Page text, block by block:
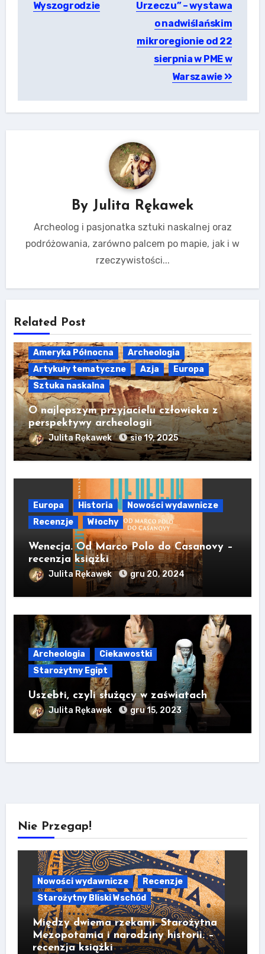
Wyszogrodzie
Urzeczu” – wystawa
o nadwiślańskim
mikroregionie od 22
sierpnia w PME w
Warszawie
By Julita Rękawek
Archeolog i pasjonatka sztuki naskalnej oraz
podróżowania, zarówno palcem po mapie, jak i w
rzeczywistości...
Related Post
Ameryka Północna
Archeologia
Artykuły tematyczne
Azja
Europa
Sztuka naskalna
O najlepszym przyjacielu człowieka z
perspektywy archeologii
Julita Rękawek sie 19, 2025
Europa Historia
Nowości wydawnicze
Recenzje
Włochy
Wenecja. Od Marco Polo do Casanovy –
recenzja książki
Julita Rękawek gru 20, 2024
Archeologia
Ciekawostki
Starożytny Egipt
Uszebti, czyli służący w zaświatach
Julita Rękawek gru 15, 2023
Nie Przegap!
Nowości wydawnicze
Recenzje
Starożytny Bliski Wschód
Między dwiema rzekami. Starożytna
Mezopotamia i narodziny historii. –
recenzja książki